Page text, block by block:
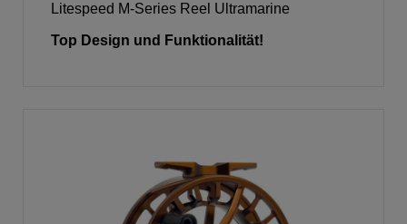
Litespeed M-Series Reel Ultramarine
Top Design und Funktionalität!